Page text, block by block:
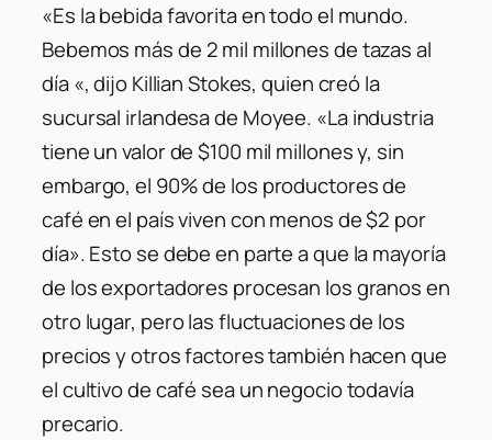
«Es la bebida favorita en todo el mundo.
Bebemos más de 2 mil millones de tazas al
día «, dijo Killian Stokes, quien creó la
sucursal irlandesa de Moyee. «La industria
tiene un valor de $100 mil millones y, sin
embargo, el 90% de los productores de
café en el país viven con menos de $2 por
día». Esto se debe en parte a que la mayoría
de los exportadores procesan los granos en
otro lugar, pero las fluctuaciones de los
precios y otros factores también hacen que
el cultivo de café sea un negocio todavía
precario.